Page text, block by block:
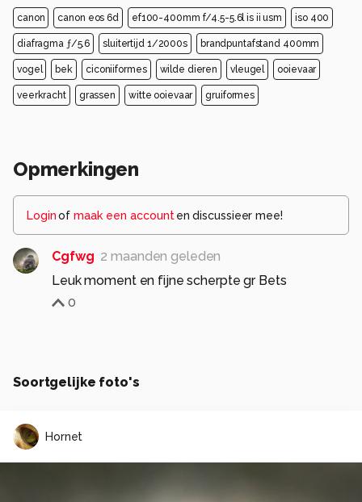
canon canon eos 6d ef100-400mm f/4.5-5.6l is ii usm iso 400
diafragma ƒ/5.6 sluitertijd 1/2000s brandpuntafstand 400mm
vogel bek ciconiiformes wilde dieren vleugel ooievaar
veerkracht grassen witte ooievaar gruiformes
Opmerkingen
Loginof maak een account en discussieer mee!
Cgfwg 2 maanden geleden
Leuk moment en fijne scherpte gr Bets
0
Soortgelijke foto's
Hornet